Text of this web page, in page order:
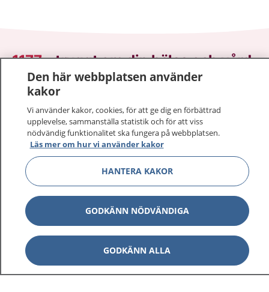
1177–tryggt om din hälsa och vård
På 1177.se får du råd om hälsa och information om
Logga in för att läsa din journal och göra dina
vårdärenden. Ring telefonnummer 1177 för
sjukvårdsrådgivning dygnet runt.
1177 ger dig råd när du vill må bättre.
1177 på flera språk Visa
Om 1177 Visa
Den här webbplatsen använder
kakor
Vi använder kakor, cookies, för att ge dig en förbättrad
upplevelse, sammanställa statistik och för att viss
nödvändig funktionalitet ska fungera på webbplatsen.
Läs mer om hur vi använder kakor
HANTERA KAKOR
GODKÄNN NÖDVÄNDIGA
GODKÄNN ALLA